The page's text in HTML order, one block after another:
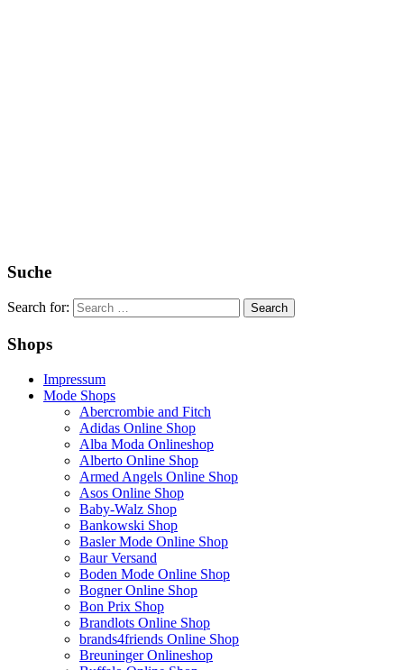
Suche
Search for:
Shops
Impressum
Mode Shops
Abercrombie and Fitch
Adidas Online Shop
Alba Moda Onlineshop
Alberto Online Shop
Armed Angels Online Shop
Asos Online Shop
Baby-Walz Shop
Bankowski Shop
Basler Mode Online Shop
Baur Versand
Boden Mode Online Shop
Bogner Online Shop
Bon Prix Shop
Brandlots Online Shop
brands4friends Online Shop
Breuninger Onlineshop